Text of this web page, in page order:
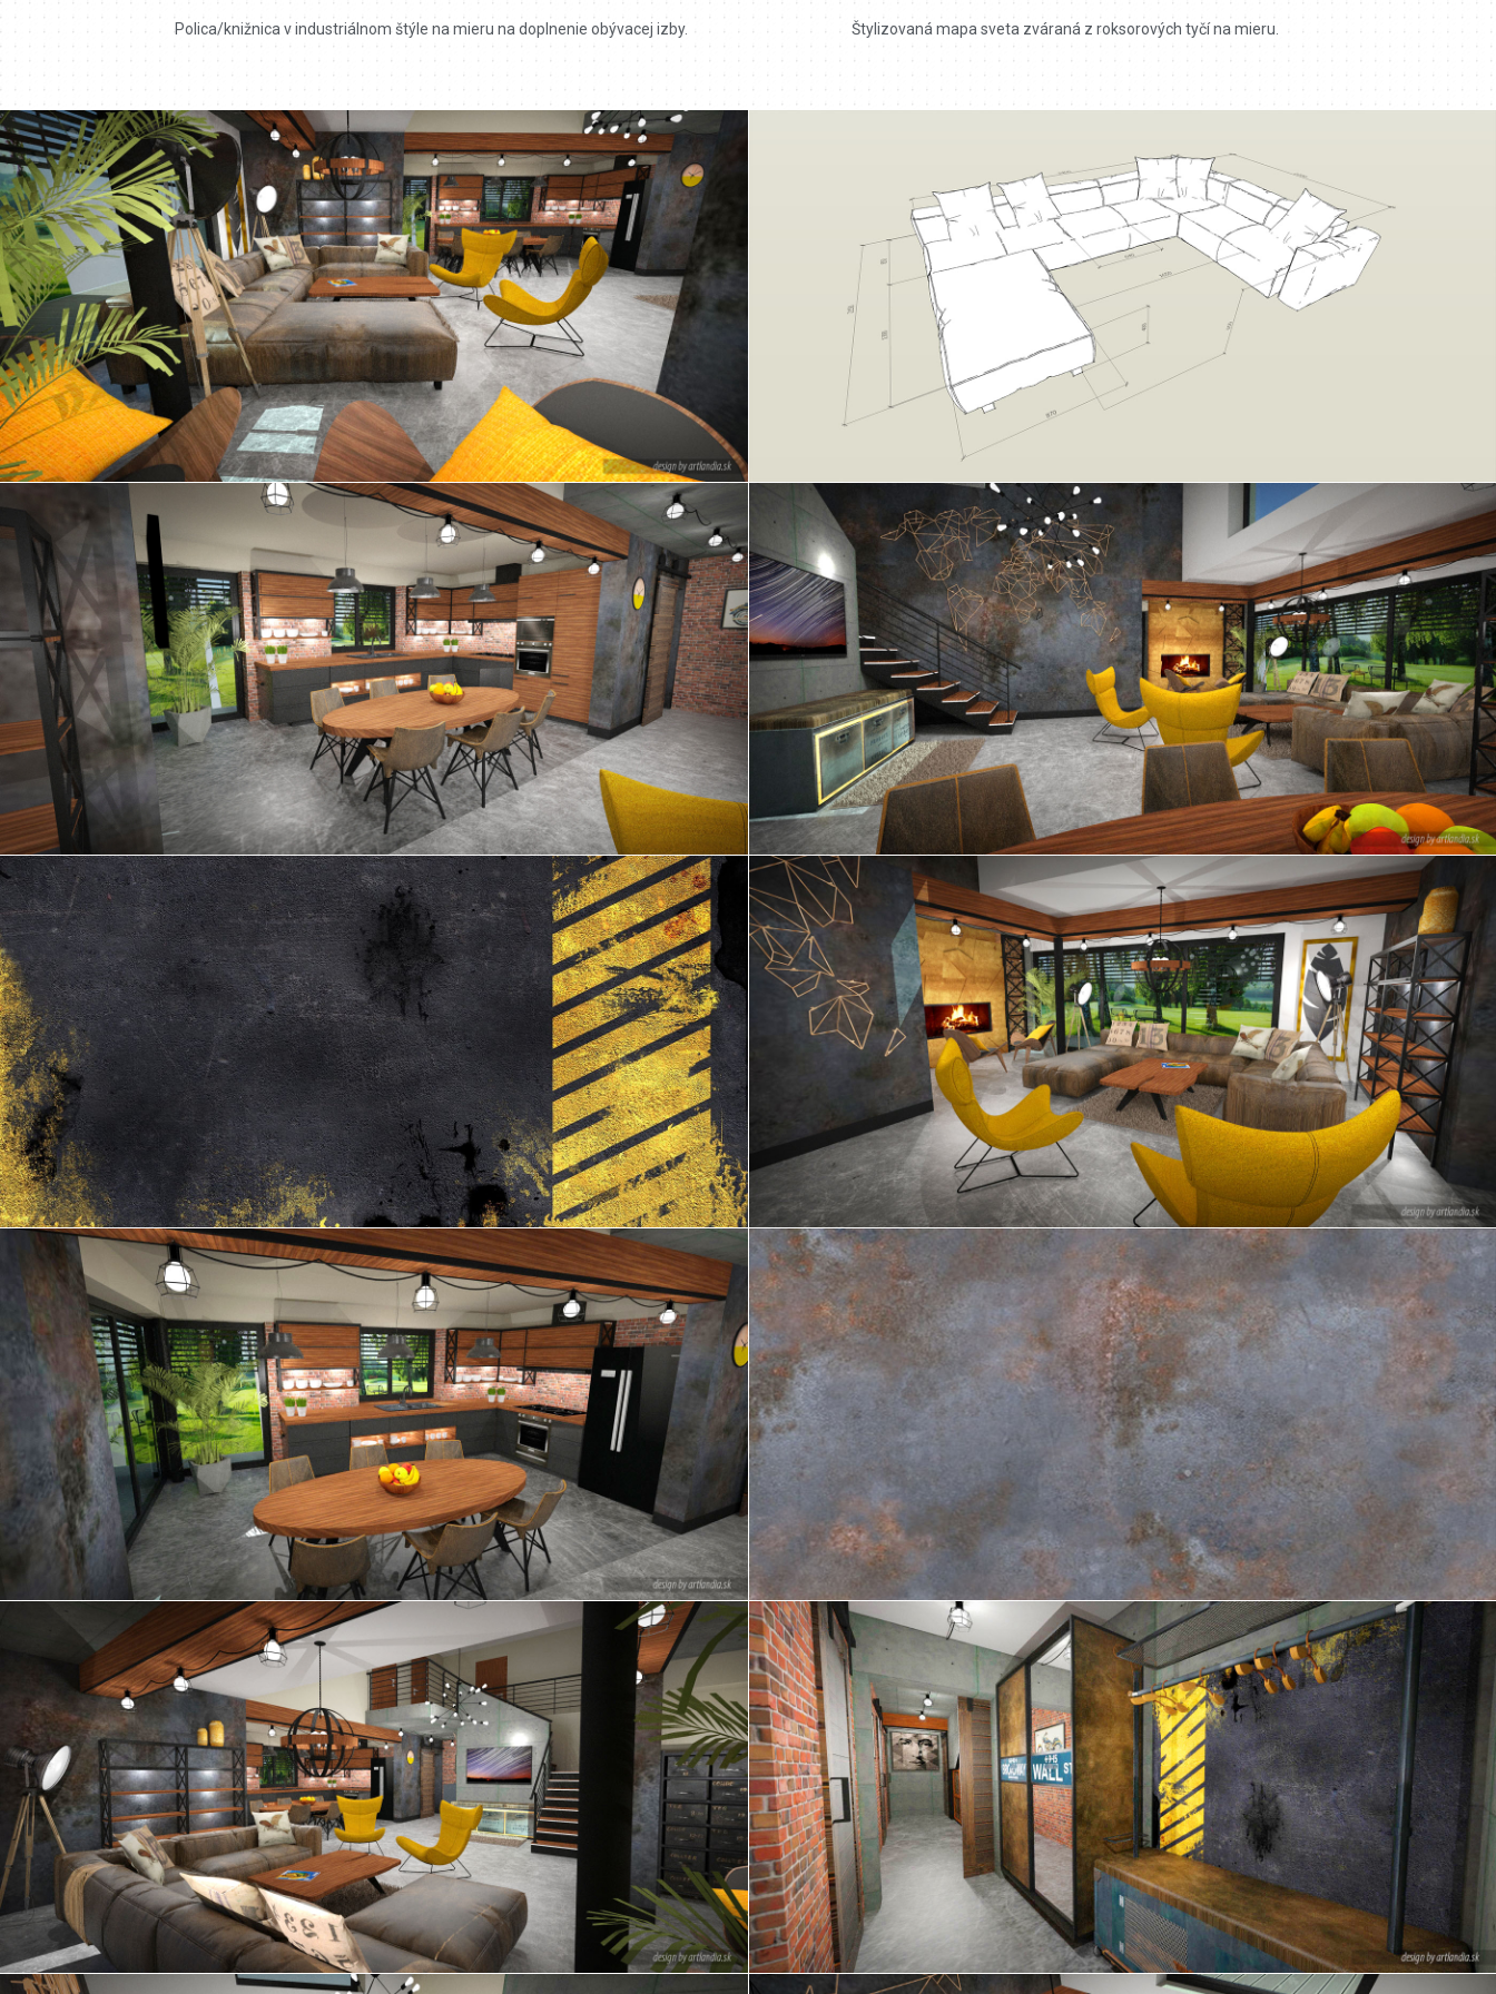
Polica/knižnica v industriálnom štýle na mieru na doplnenie obývacej izby. Štylizovaná mapa sveta zváraná z roksorových tyčí na mieru.